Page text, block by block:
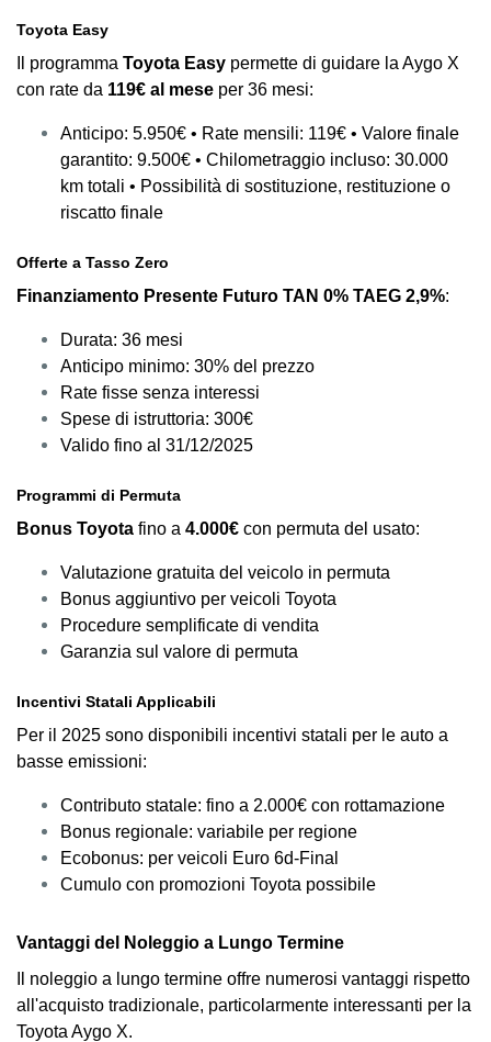
Toyota Easy
Il programma Toyota Easy permette di guidare la Aygo X
con rate da 119€ al mese per 36 mesi:
Anticipo: 5.950€ • Rate mensili: 119€ • Valore finale
garantito: 9.500€ • Chilometraggio incluso: 30.000
km totali • Possibilità di sostituzione, restituzione o
riscatto finale
Offerte a Tasso Zero
Finanziamento Presente Futuro TAN 0% TAEG 2,9%:
Durata: 36 mesi
Anticipo minimo: 30% del prezzo
Rate fisse senza interessi
Spese di istruttoria: 300€
Valido fino al 31/12/2025
Programmi di Permuta
Bonus Toyota fino a 4.000€ con permuta del usato:
Valutazione gratuita del veicolo in permuta
Bonus aggiuntivo per veicoli Toyota
Procedure semplificate di vendita
Garanzia sul valore di permuta
Incentivi Statali Applicabili
Per il 2025 sono disponibili incentivi statali per le auto a
basse emissioni:
Contributo statale: fino a 2.000€ con rottamazione
Bonus regionale: variabile per regione
Ecobonus: per veicoli Euro 6d-Final
Cumulo con promozioni Toyota possibile
Vantaggi del Noleggio a Lungo Termine
Il noleggio a lungo termine offre numerosi vantaggi rispetto
all'acquisto tradizionale, particolarmente interessanti per la
Toyota Aygo X.